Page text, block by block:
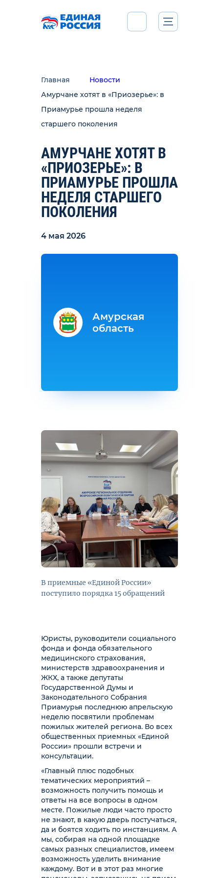
Главная
Новости
Амурчане хотят в «Приозерье»: в
Приамурье прошла неделя
старшего поколения
АМУРЧАНЕ ХОТЯТ В
«ПРИОЗЕРЬЕ»: В
ПРИАМУРЬЕ ПРОШЛА
НЕДЕЛЯ СТАРШЕГО
ПОКОЛЕНИЯ
4 мая 2026
В приемные «Единой России»
поступило порядка 15 обращений
Юристы, руководители социального
фонда и фонда обязательного
медицинского страхования,
министерств здравоохранения и
ЖКХ, а также депутаты
Государственной Думы и
Законодательного Собрания
Приамурья последнюю апрельскую
неделю посвятили проблемам
пожилых жителей региона. Во всех
общественных приемных «Единой
России» прошли встречи и
консультации.
«Главный плюс подобных
тематических мероприятий –
возможность получить помощь и
ответы на все вопросы в одном
месте. Пожилые люди часто просто
не знают, в какую дверь постучаться,
да и боятся ходить по инстанциям. А
мы, собирая на одной площадке
самых разных специалистов, имеем
возможность уделить внимание
каждому. Вот и в этот раз многие
Амурская
область